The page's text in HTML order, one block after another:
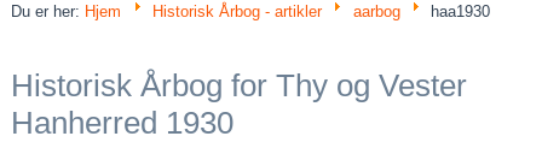
Du er her: Hjem Historisk Årbog - artikler aarbog haa1930
Historisk Årbog for Thy og Vester
Hanherred 1930